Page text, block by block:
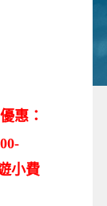
惠：
小費